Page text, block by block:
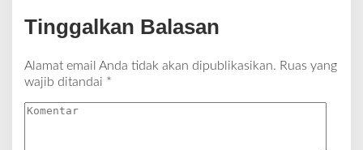
Tinggalkan Balasan
Alamat email Anda tidak akan dipublikasikan. Ruas yang
wajib ditandai *